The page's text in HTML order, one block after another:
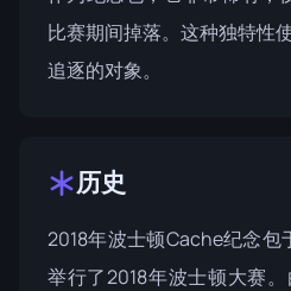
比赛期间掉落。这种独特性
追逐的对象。
历史
2018年波士顿Cache纪念包
举行了2018年波士顿大赛